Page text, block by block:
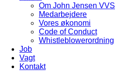
Om John Jensen VVS
Medarbejdere
Vores økonomi
Code of Conduct
Whistleblowerordning
Job
Vagt
Kontakt